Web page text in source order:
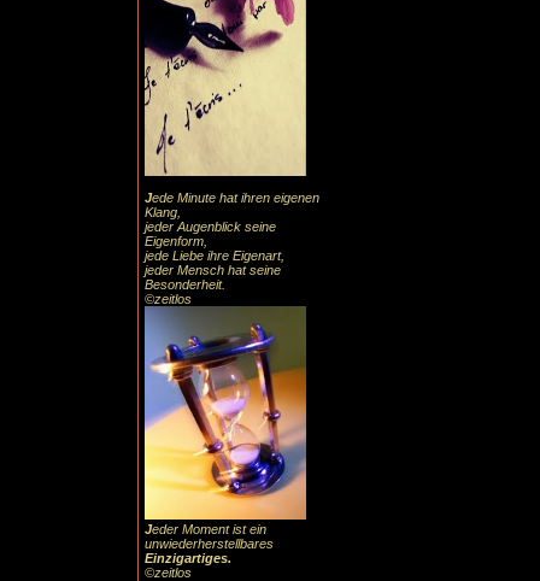
Jede Minute hat ihren eigenen
Klang,
jeder Augenblick seine
Eigenform,
jede Liebe ihre Eigenart,
jeder Mensch hat seine
Besonderheit.
©zeitlos
Jeder Moment ist ein
unwiederherstellbares
Einzigartiges.
©zeitlos